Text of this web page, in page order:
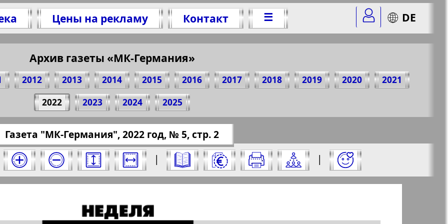
Цены на рекламу Контакт ☰ DE
Архив газеты «МК-Германия»
2012 2013 2014 2015 2016 2017 2018 2019 2020
2021
2022
2023 2024 2025
год. Выберите номер и нажмите на него:
Газета "МК-Германия", 2022 год, № 5, стр. 2
| |
Номер: 5, 2022 год. Выберите страницу и нажмите на нее:
Отправить
2 стр. газеты "МК-Германия", № 5, 2022 г.
(Нажмите, чтобы скопировать ссылку)
?pub=mk-germany&god=2022&nomer=5&str=2